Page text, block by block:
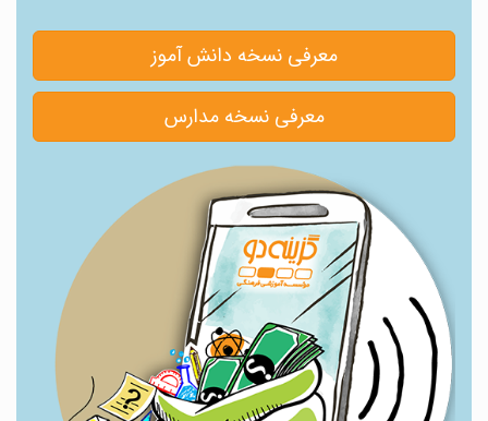
معرفی نسخه دانش آموز
معرفی نسخه مدارس